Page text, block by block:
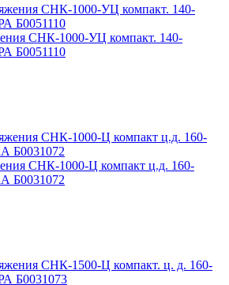
СНК-1000-УЦ компакт. 140-
Б0051110
СНК-1000-Ц компакт ц.д. 160-
Б0031072